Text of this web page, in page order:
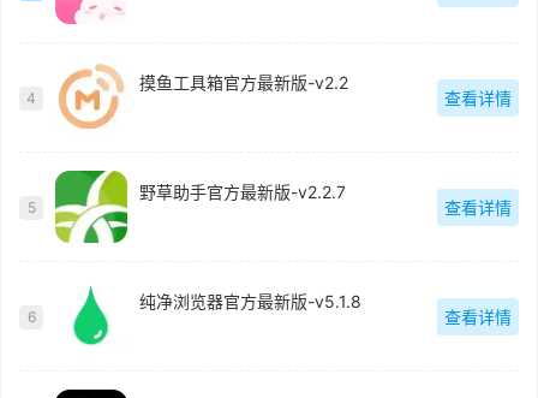
4
摸鱼工具箱官方最新版-v2.2
查看详情
5
野草助手官方最新版-v2.2.7
查看详情
6
纯净浏览器官方最新版-v5.1.8
查看详情